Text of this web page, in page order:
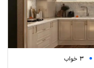
3 خواب